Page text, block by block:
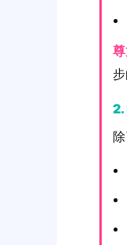
步
2.